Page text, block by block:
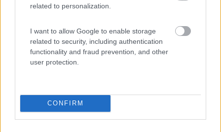
related to personalization.
I want to allow Google to enable storage
related to security, including authentication
functionality and fraud prevention, and other
user protection.
CONFIRM